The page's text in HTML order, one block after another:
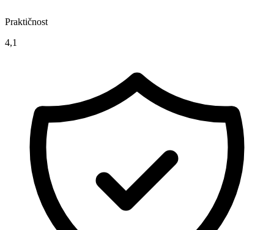
Praktičnost
4,1